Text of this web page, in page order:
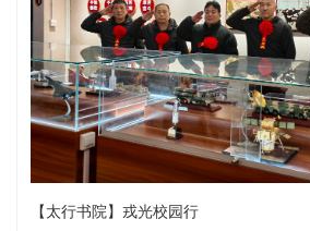
【太行书院】戎光校园行